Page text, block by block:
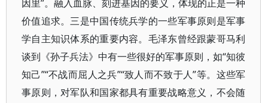
因里”。融入血脉、刻进基因的要义，体现的正是一种
价值追求。三是中国传统兵学的一些军事原则是军事
学自主知识体系的重要内容。毛泽东曾经跟蒙哥马利
谈到《孙子兵法》中有一些很好的军事原则，如“知彼
知己”“不战而屈人之兵”“致人而不致于人”等。这些军
事原则，对军队和国家都具有重要战略意义，不会随